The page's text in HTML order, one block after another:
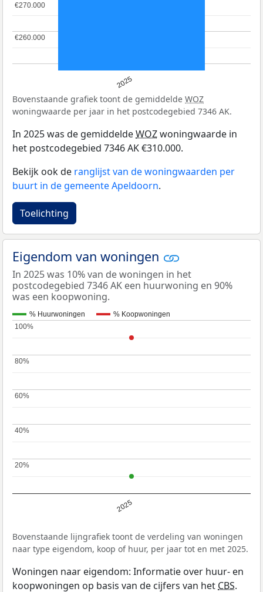
2025
€260.000
€260.000
€270.000
€270.000
Bovenstaande grafiek toont de gemiddelde WOZ
woningwaarde per jaar in het postcodegebied 7346 AK.
In 2025 was de gemiddeldeWOZwoningwaarde in
het postcodegebied 7346 AK €310.000.
Bekijk ook de ranglijst van de woningwaarden per
buurt in de gemeente Apeldoorn.
Toelichting
Eigendom van woningen
In 2025 was 10% van de woningen in het
postcodegebied 7346 AK een huurwoning en 90%
was een koopwoning.
% Huurwoningen % Koopwoningen
2025
20%
20%
40%
40%
60%
60%
80%
80%
100%
100%
Bovenstaande lijngrafiek toont de verdeling van woningen
naar type eigendom, koop of huur, per jaar tot en met 2025.
Woningen naar eigendom: Informatie over huur- en
koopwoningen op basis van de cijfers van hetCBS.